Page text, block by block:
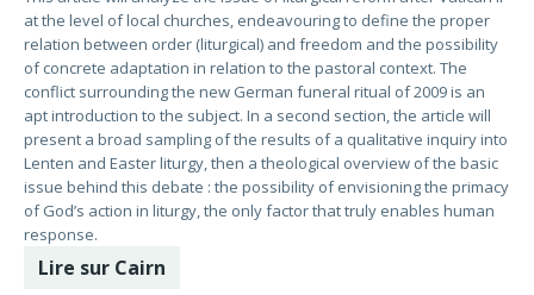
at the level of local churches, endeavouring to define the proper
relation between order (liturgical) and freedom and the possibility
of concrete adaptation in relation to the pastoral context. The
conflict surrounding the new German funeral ritual of 2009 is an
apt introduction to the subject. In a second section, the article will
present a broad sampling of the results of a qualitative inquiry into
Lenten and Easter liturgy, then a theological overview of the basic
issue behind this debate : the possibility of envisioning the primacy
of God’s action in liturgy, the only factor that truly enables human
response.
Lire sur Cairn